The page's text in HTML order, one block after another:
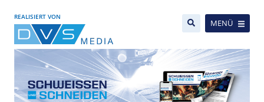
REALISIERT VON
MENÜ